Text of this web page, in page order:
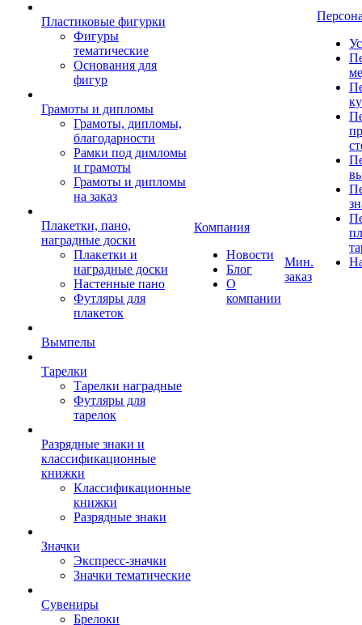
Пластиковые фигурки
Фигуры
тематические
Основания для
фигур
Грамоты и дипломы
Грамоты, дипломы,
благодарности
Рамки под димломы
и грамоты
Грамоты и дипломы
на заказ
Плакетки, пано,
наградные доски
Плакетки и
наградные доски
Настенные пано
Футляры для
плакеток
Вымпелы
Тарелки
Тарелки наградные
Футляры для
тарелок
Разрядные знаки и
классификационные
книжки
Классификационные
книжки
Разрядные знаки
Значки
Экспресс-значки
Значки тематические
Сувениры
Брелоки
Компания
Новости
Блог
О
компании
Мин.
заказ